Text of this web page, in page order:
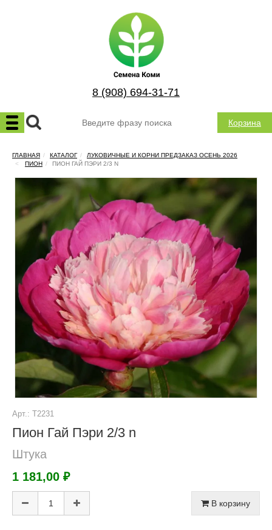
8 (908) 694-31-71
Корзина
ГЛАВНАЯ КАТАЛОГ
ЛУКОВИЧНЫЕ И КОРНИ ПРЕДЗАКАЗ ОСЕНЬ 2026
ПИОН
ПИОН ГАЙ ПЭРИ 2/3 N
Арт.: Т2231
Пион Гай Пэри 2/3 n
Штука
1 181,00 ₽
В корзину